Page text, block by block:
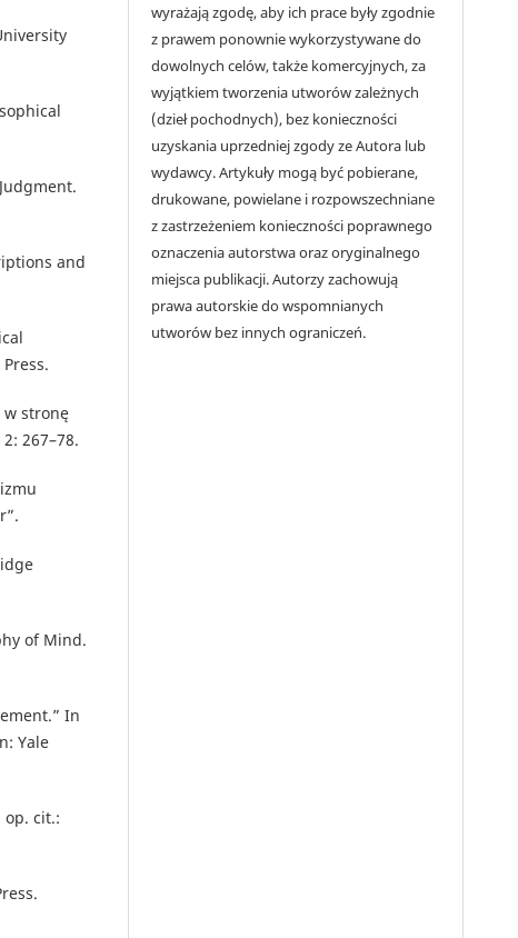
and
w stronę
267–78.
of Mind.
In
Yale
op. cit.:
wyrażają zgodę, aby ich prace były zgodnie
z prawem ponownie wykorzystywane do
dowolnych celów, także komercyjnych, za
wyjątkiem tworzenia utworów zależnych
(dzieł pochodnych), bez konieczności
uzyskania uprzedniej zgody ze Autora lub
wydawcy. Artykuły mogą być pobierane,
drukowane, powielane i rozpowszechniane
z zastrzeżeniem konieczności poprawnego
oznaczenia autorstwa oraz oryginalnego
miejsca publikacji. Autorzy zachowują
prawa autorskie do wspomnianych
utworów bez innych ograniczeń.